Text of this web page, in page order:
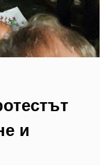
и